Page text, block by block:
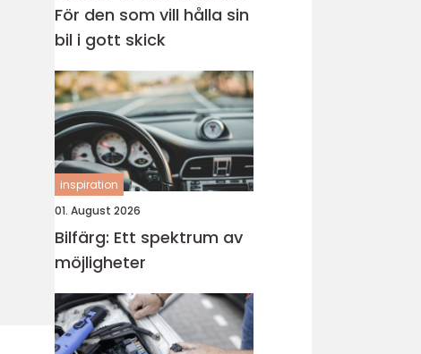
För den som vill hålla sin
bil i gott skick
inspiration
01. August 2026
Bilfärg: Ett spektrum av
möjligheter